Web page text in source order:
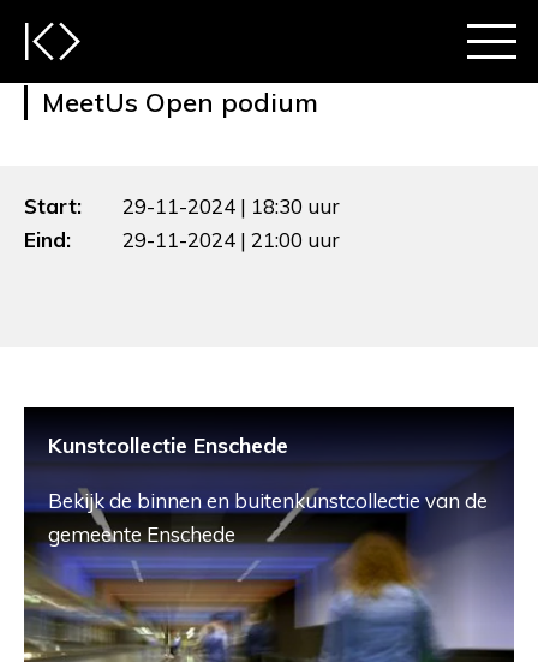
MeetUs Open podium
Start:
29-11-2024 | 18:30 uur
Eind:
29-11-2024 | 21:00 uur
Kunstcollectie Enschede
Bekijk de binnen en buitenkunstcollectie van de
gemeente Enschede